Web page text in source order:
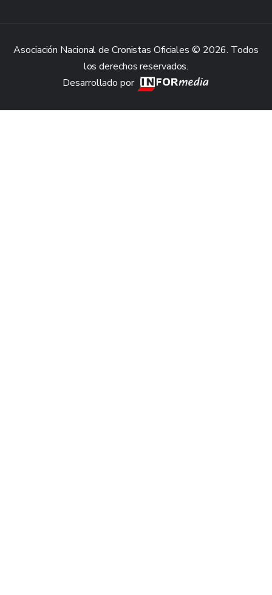
Asociación Nacional de Cronistas Oficiales © 2026. Todos
los derechos reservados.
Desarrollado por